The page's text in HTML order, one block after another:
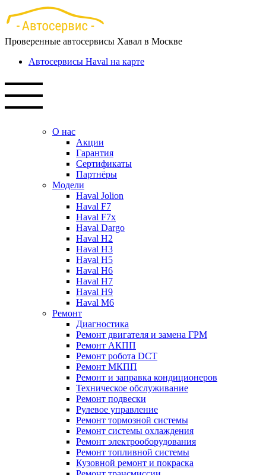
Перейти
к
основному
содержанию
Проверенные автосервисы Хавал в Москве
Автосервисы Haval на карте
О нас
Акции
Гарантия
Сертификаты
Партнёры
Модели
Haval Jolion
Haval F7
Haval F7x
Haval Dargo
Haval H2
Haval H3
Haval H5
Haval H6
Haval H7
Haval H9
Haval M6
Ремонт
Диагностика
Ремонт двигателя и замена ГРМ
Ремонт АКПП
Ремонт робота DCT
Ремонт МКПП
Ремонт и заправка кондиционеров
Техническое обслуживание
Ремонт подвески
Рулевое управление
Ремонт тормозной системы
Ремонт системы охлаждения
Ремонт электрооборудования
Ремонт топливной системы
Кузовной ремонт и покраска